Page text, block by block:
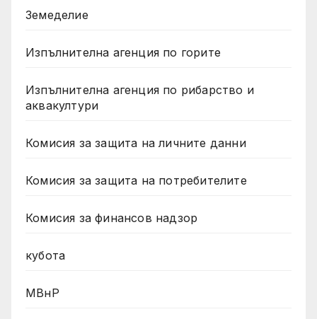
Земеделие
Изпълнителна агенция по горите
Изпълнителна агенция по рибарство и
аквакултури
Комисия за защита на личните данни
Комисия за защита на потребителите
Комисия за финансов надзор
кубота
МВнР